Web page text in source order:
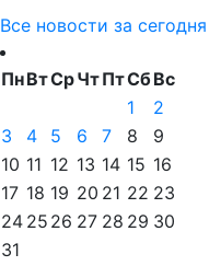
Все новости за сегодня
ПнВтСрЧтПтСбВс
1
2
3
4 5 6 7 8
9
10 11 12 13 14 15 16
17 18 19 20 21 22 23
24 25 26 27 28 29 30
31